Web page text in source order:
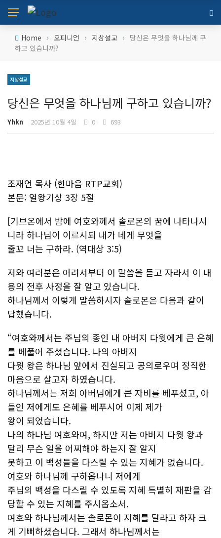
Home › 오피니언 › 지상설교 › 당신은 무엇을 하나님께 구
하고 있습니까?
지상설교
당신은 무엇을 하나님께 구하고 있습니까?
Yhkn 2025년 10월 4일 0 693
조재언 목사 (한마음 RTP교회)
본문: 열왕기상 3장 5절
[기브온에서 밤에 여호와께서 솔로몬의 꿈에 나타나시
니라 하나님이 이르시되 내가 네게 무엇을
줄꼬 너는 구하라. (역대상 3:5)
저와 여러분은 어려서부터 이 말씀을 듣고 자라서 이 내
용의 전후 사정을 잘 알고 있습니다.
하나님께서 이렇게 말씀하시자 솔로몬은 다음과 같이
답했습니다.
“여호와께서는 주님의 종인 내 아버지 다윗에게 큰 은혜
를 베풀어 주셨습니다. 나의 아버지
다윗 왕은 하나님 앞에서 진실되고 공의로우며 정직한
마음으로 살고자 하였습니다.
하나님께서는 저희 아버님에게 큰 자비를 베푸셨고, 아
들인 저에게도 은혜를 베푸시어 이제 제가
왕이 되었습니다.
나의 하나님 여호와여, 하지만 저는 아버지 다윗 왕과
달리 무슨 일을 어찌해야 하는지 잘 알지
못하고 이 백성들을 다스릴 수 있는 지혜가 없습니다.
여호와 하나님께 구하옵나니 저에게
주님의 백성을 다스릴 수 있도록 지혜 특별히 재판을 감
당할 수 있는 지혜를 주시옵소서.
여호와 하나님께서는 솔로몬이 지혜를 달라고 하자 크
게 기뻐하셨습니다. 그래서 하나님께서는